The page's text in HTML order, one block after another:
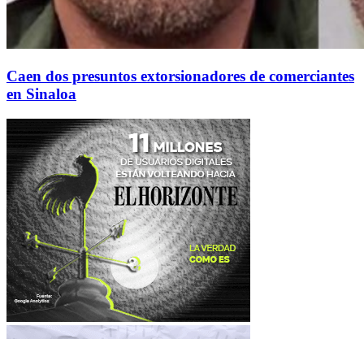
Caen dos presuntos extorsionadores de comerciantes
en Sinaloa